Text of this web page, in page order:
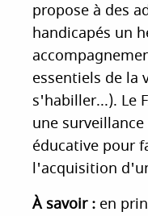
propose à des
handicapés un
essentiels de la
s'habiller...). Le
une
éducative pour
l'acquisition
À savoir : en